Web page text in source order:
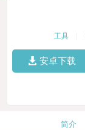
工具
安卓下载
简介